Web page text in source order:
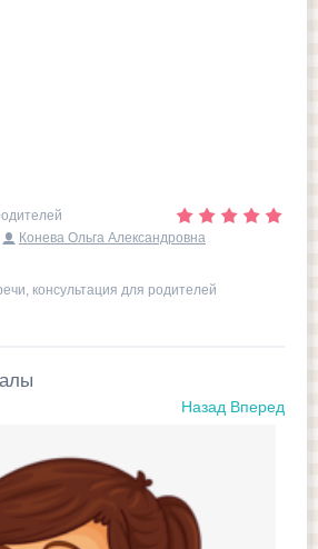
Конева Ольга Александровна
, консультация для родителей
Назад Вперед